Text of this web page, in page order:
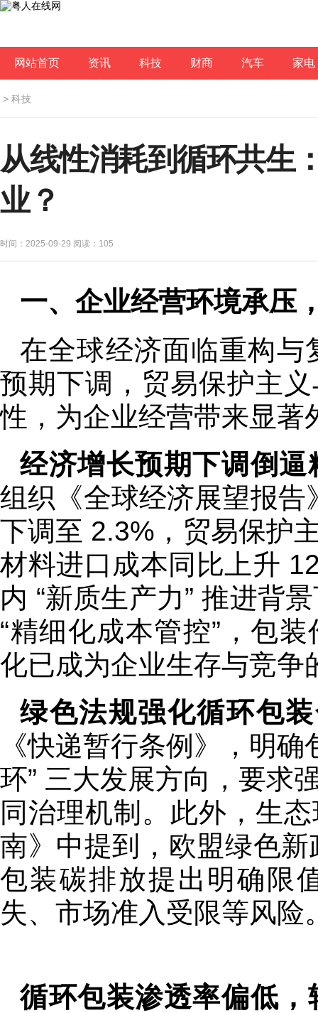
网站首页 资讯 科技 财商 汽车 家电
> 科技
从线性消耗到循环共生
业？
时间：2025-09-29 阅读： 105
一、企业经营环境承压
在全球经济面临重构与
预期下调，贸易保护主
性，为企业经营带来显著
经济增长预期下调倒
组织《全球经济展望报
下调至 2.3%，贸易保护
材料进口成本同比上升
内 “新质生产力” 推进背
“精细化成本管控”，包
化已成为企业生存与竞争
绿色法规强化循环包
《快递暂行条例》，明
环” 三大发展方向，要求
同治理机制。此外，生
南》中提到，欧盟绿色新
包装碳排放提出明确限
失、市场准入受限等风险
循环包装渗透率偏低